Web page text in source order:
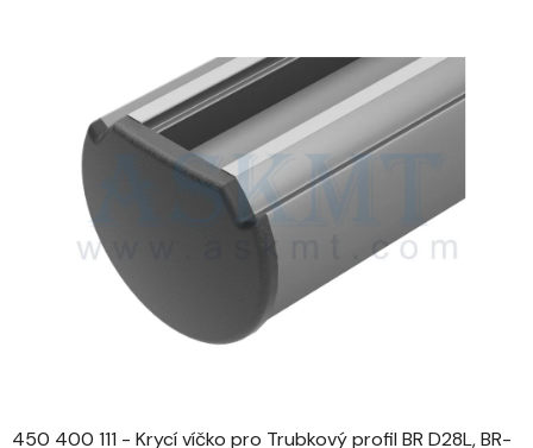
450 400 111 - Krycí víčko pro Trubkový profil BR D28L, BR-
z